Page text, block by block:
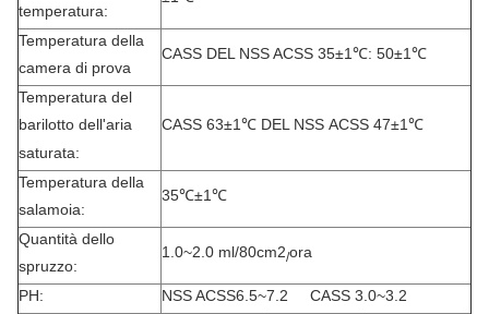
temperatura:
Temperatura della
camera di prova
CASS DEL NSS ACSS 35±1℃: 50±1℃
Temperatura del
barilotto dell'aria
saturata:
CASS 63±1℃ DEL NSS ACSS 47±1℃
Temperatura della
salamoia:
35℃±1℃
Quantità dello
spruzzo:
1.0~2.0 ml/80cm2/ora
PH:
NSS ACSS6.5~7.2 CASS 3.0~3.2